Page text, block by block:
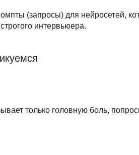
(запросы) для нейросетей,
интервьюера.
только головную боль,